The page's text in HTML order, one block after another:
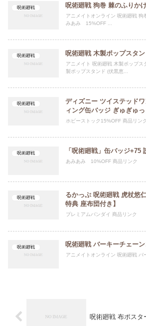
呪術廻戦 呪術廻戦 狗巻 棘のふりか
アニメイトオンライン 呪術廻戦 狗
みあみ 15%OFF ...
呪術廻戦 呪術廻戦 木製ポップスタン
アニメイト 呪術廻戦 木製ポップス
製ポップスタンド (伏黒恵...
呪術廻戦
ディズニー ツイステッド
ィング缶バッジ ぎゅぎゅっ
ホビーストック15%OFF 商品リンク
呪術廻戦 「呪術廻戦」缶バッジ+75
あみあみ 10%OFF 商品リンク
呪術廻戦
るかっぷ 呪術廻戦 虎杖悠
特典 座布団付き】
プレミアムバンダイ 商品リンク
呪術廻戦 呪術廻戦 バーキーチェー
アニメイトオンライン 呪術廻戦 バ
呪術廻戦 布ポスタ